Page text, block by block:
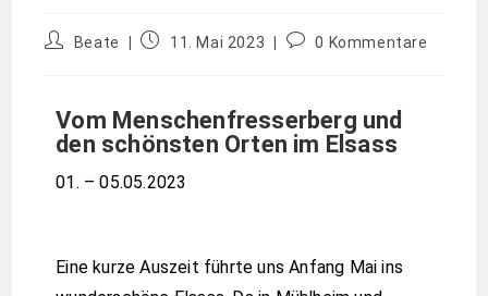
Beate 11. Mai 2023 0 Kommentare
Vom Menschenfresserberg und
den schönsten Orten im Elsass
01. – 05.05.2023
Eine kurze Auszeit führte uns Anfang Mai ins